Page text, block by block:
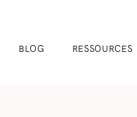
BLOG RESSOURCES